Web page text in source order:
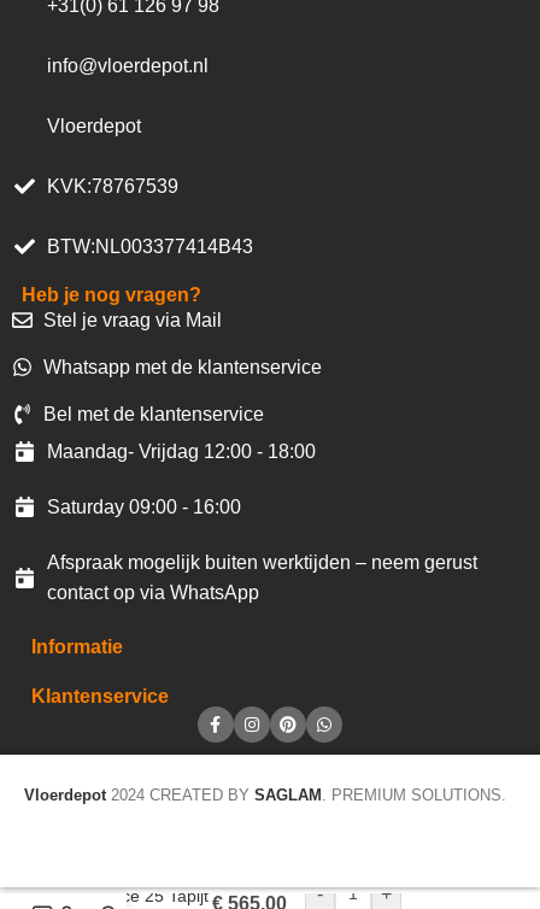
+31(0) 61 126 97 98
info@vloerdepot.nl
Vloerdepot
KVK:78767539
BTW:NL003377414B43
Heb je nog vragen?
Stel je vraag via Mail
Whatsapp met de klantenservice
Bel met de klantenservice
Maandag- Vrijdag 12:00 - 18:00
Saturday 09:00 - 16:00
Afspraak mogelijk buiten werktijden – neem gerust
contact op via WhatsApp
Informatie
Klantenservice
Vloerdepot 2024 CREATED BY SAGLAM . PREMIUM SOLUTIONS.
Balance 25 Tapijt € 565,00 - +